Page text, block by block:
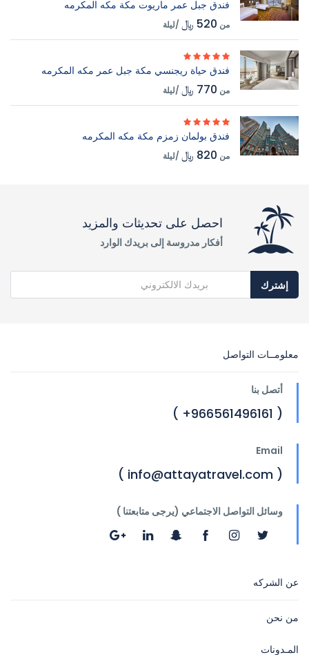
فندق جبل عمر ماريوت مكة مكه المكرمه
من 520 ﷼ /ليلة
فندق حياة ريجنسي مكة جبل عمر مكه المكرمه
من 770 ﷼ /ليلة
فندق بولمان زمزم مكة مكه المكرمه
من 820 ﷼ /ليلة
احصل على تحديثات والمزيد
أفكار مدروسة إلى بريدك الوارد
إشترك
معلومــات التواصل
أتصل بنا
( 966561496161+ )
Email
( info@attayatravel.com )
وسائل التواصل الاجتماعي (يرجى متابعتنا )
عن الشركه
من نحن
المـدونات